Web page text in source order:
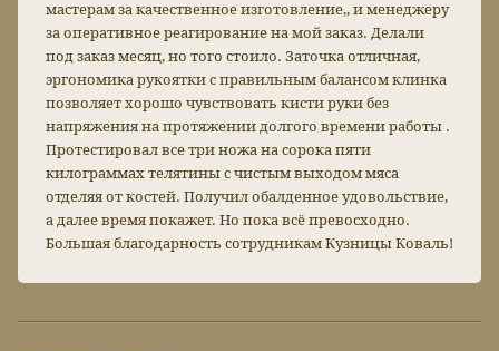
мастерам за качественное изготовление,, и менеджеру
за оперативное реагирование на мой заказ. Делали
под заказ месяц, но того стоило. Заточка отличная,
эргономика рукоятки с правильным балансом клинка
позволяет хорошо чувствовать кисти руки без
напряжения на протяжении долгого времени работы .
Протестировал все три ножа на сорока пяти
килограммах телятины с чистым выходом мяса
отделяя от костей. Получил обалденное удовольствие,
а далее время покажет. Но пока всё превосходно.
Большая благодарность сотрудникам Кузницы Коваль!